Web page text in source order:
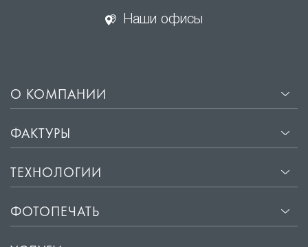
Наши офисы
О КОМПАНИИ
ФАКТУРЫ
ТЕХНОЛОГИИ
ФОТОПЕЧАТЬ